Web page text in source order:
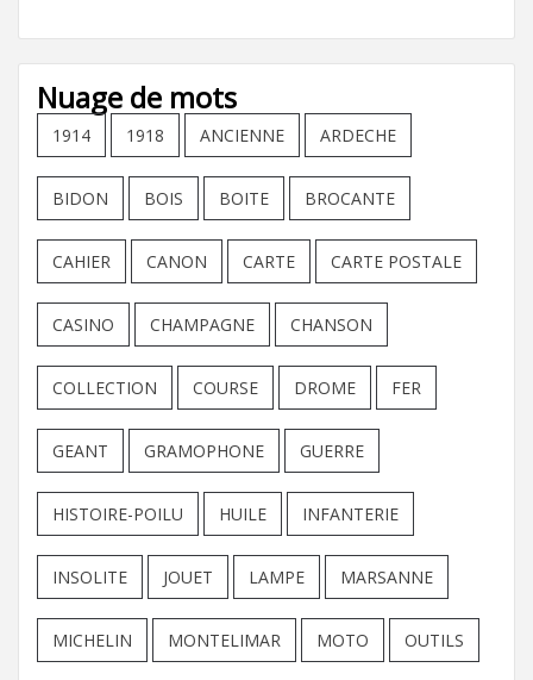
Nuage de mots
1914 1918 ANCIENNE ARDECHE
BIDON BOIS BOITE BROCANTE
CAHIER CANON CARTE CARTE POSTALE
CASINO CHAMPAGNE CHANSON
COLLECTION COURSE DROME FER
GEANT GRAMOPHONE GUERRE
HISTOIRE-POILU HUILE INFANTERIE
INSOLITE JOUET LAMPE MARSANNE
MICHELIN MONTELIMAR MOTO OUTILS